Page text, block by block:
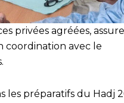
privées agréées,
coordination avec le
préparatifs du Hadj